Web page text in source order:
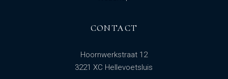
CONTACT
Hoornwerkstraat 12
3221 XC Hellevoetsluis